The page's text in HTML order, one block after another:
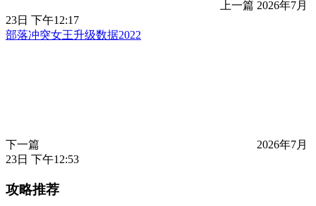
上一篇 2026年7月
23日 下午12:17
部落冲突女王升级数据2022
下一篇
2026年7月
23日 下午12:53
攻略推荐